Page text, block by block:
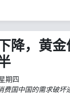
降，黄
期四
费国中国的需求破坏